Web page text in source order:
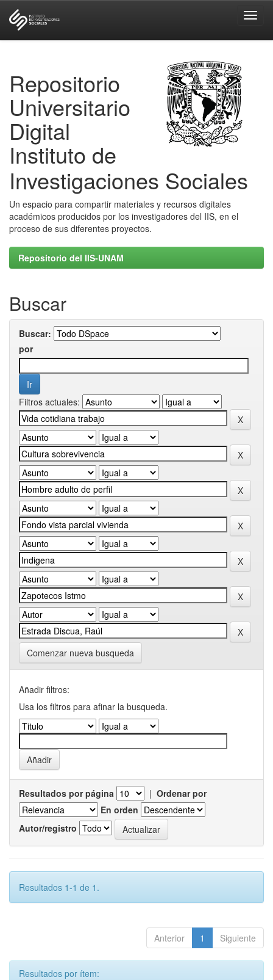
Repositorio
Universitario
Digital
Instituto de
Investigaciones Sociales
Un espacio para compartir materiales y recursos digitales
académicos producidos por los investigadores del IIS, en el
proceso de sus diferentes proyectos.
Repositorio del IIS-UNAM
Buscar
Buscar:
por
Filtros actuales:
Comenzar nueva busqueda
Añadir filtros:
Usa los filtros para afinar la busqueda.
Resultados por página | Ordenar por
En orden
Autor/registro
Resultados 1-1 de 1.
Anterior 1 Siguiente
Resultados por ítem: